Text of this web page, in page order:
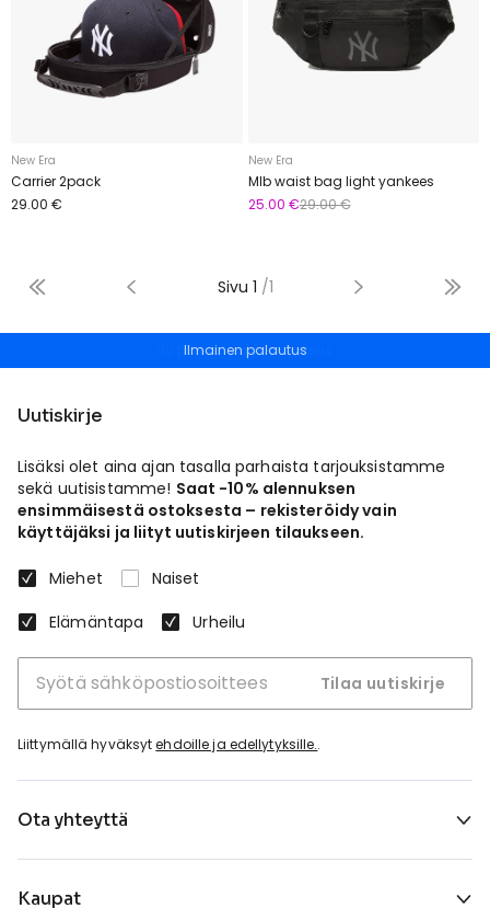
New Era
Carrier 2pack
29.00 €
New Era
Mlb waist bag light yankees
25.00 €29.00 €
Sivu 1 /1
Ilmainen palautus
Uutiskirje
Lisäksi olet aina ajan tasalla parhaista tarjouksistamme
sekä uutisistamme! Saat -10% alennuksen
ensimmäisestä ostoksesta – rekisteröidy vain
käyttäjäksi ja liityt uutiskirjeen tilaukseen.
Miehet
Naiset
Elämäntapa
Urheilu
Tilaa uutiskirje
Liittymällä hyväksytehdoille ja edellytyksille..
Ota yhteyttä
Kaupat